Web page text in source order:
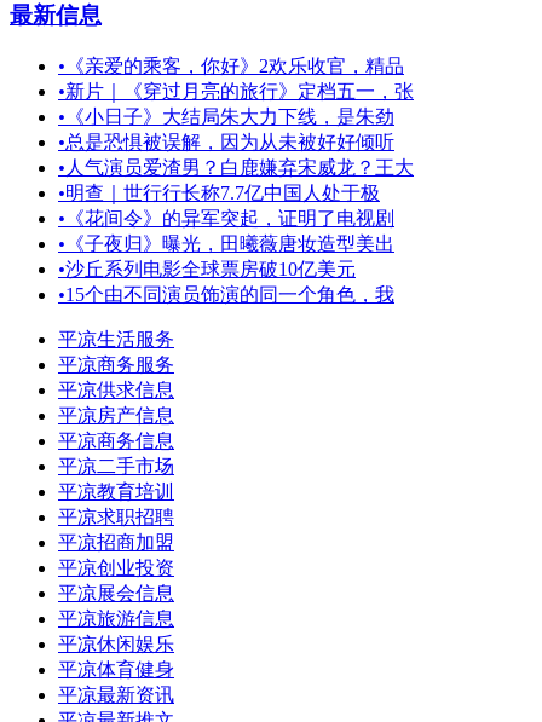
最新信息
• 《亲爱的乘客，你好》2欢乐收官，精品
•新片｜《穿过月亮的旅行》定档五一，张
• 《小日子》大结局朱大力下线，是朱劲
•总是恐惧被误解，因为从未被好好倾听
• 人气演员爱渣男？白鹿嫌弃宋威龙？王大
•明查｜世行行长称7.7亿中国人处于极
• 《花间令》的异军突起，证明了电视剧
• 《子夜归》曝光，田曦薇唐妆造型美出
•沙丘系列电影全球票房破10亿美元
•15个由不同演员饰演的同一个角色，我
平凉生活服务
平凉商务服务
平凉供求信息
平凉房产信息
平凉商务信息
平凉二手市场
平凉教育培训
平凉求职招聘
平凉招商加盟
平凉创业投资
平凉展会信息
平凉旅游信息
平凉休闲娱乐
平凉体育健身
平凉最新资讯